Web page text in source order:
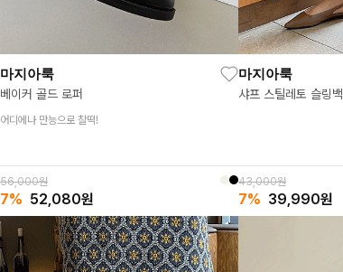
마지아룩
베이커 골드 로퍼
어디에나 만능으로 찰떡!
56,000원
7% 52,080원
마지아룩
샤프 스틸레토 슬링백
43,000원
7% 39,990원